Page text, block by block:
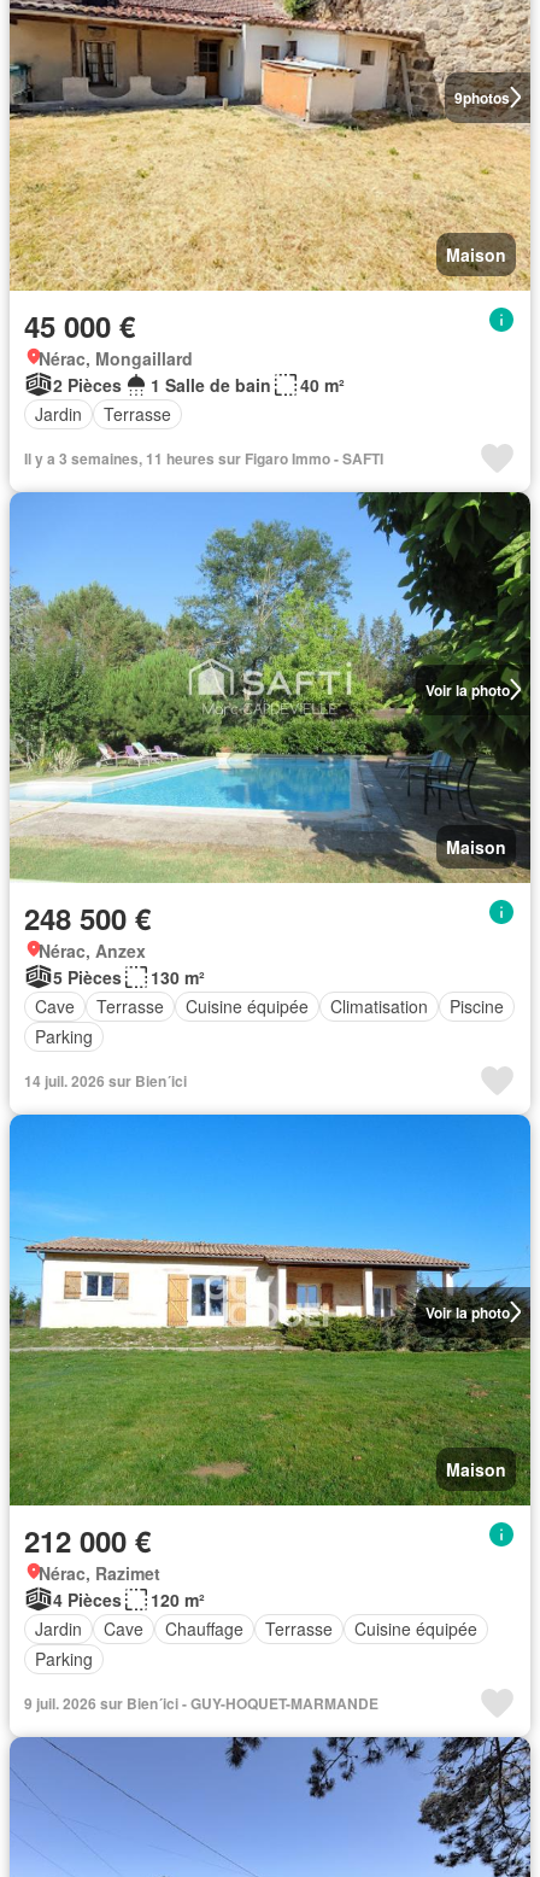
9photos
Maison
45 000 €
Nérac, Mongaillard
2 Pièces
1 Salle de bain
40 m²
Jardin
Terrasse
Il y a 3 semaines, 11 heures sur Figaro Immo - SAFTI
Voir la photo
Maison
248 500 €
Nérac, Anzex
5 Pièces
130 m²
Cave
Terrasse Cuisine équipée Climatisation
Piscine
Parking
14 juil. 2026 sur Bien´ici
Voir la photo
Maison
212 000 €
Nérac, Razimet
4 Pièces
120 m²
Jardin
Cave Chauffage Terrasse
Cuisine équipée
Parking
9 juil. 2026 sur Bien´ici - GUY-HOQUET-MARMANDE